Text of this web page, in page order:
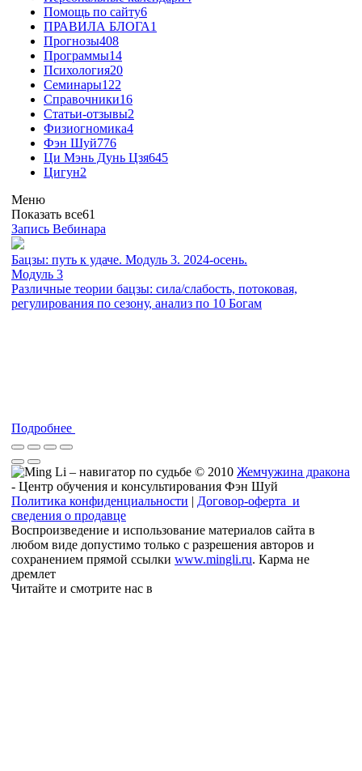
Помощь по сайту6
ПРАВИЛА БЛОГА1
Прогнозы408
Программы14
Психология20
Семинары122
Справочники16
Статьи-отзывы2
Физиогномика4
Фэн Шуй776
Ци Мэнь Дунь Цзя645
Цигун2
Меню
Показать все61
Запись Вебинара
Бацзы: путь к удаче. Модуль 3. 2024-осень.
Модуль 3
Различные теории бацзы: сила/слабость, потоковая,
регулирования по сезону, анализ по 10 Богам
Подробнее
© 2010 Жемчужина дракона
- Центр обучения и консультирования Фэн Шуй
Политика конфиденциальности | Договор-оферта и
сведения о продавце
Воспроизведение и использование материалов сайта в
любом виде допустимо только с разрешения авторов и
сохранением прямой ссылки www.mingli.ru. Карма не
дремлет
Читайте и смотрите нас в